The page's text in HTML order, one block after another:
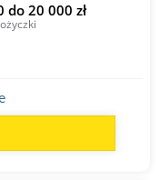
do 20 000 zł